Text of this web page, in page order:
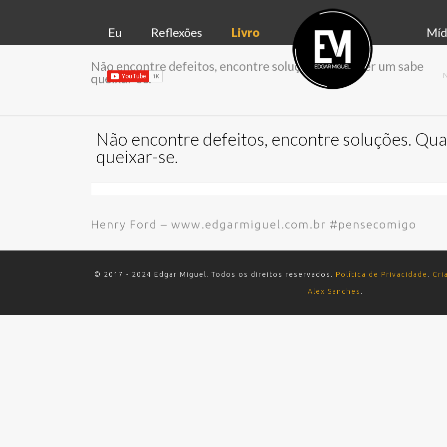
Eu Reflexões Livro
Não encontre defeitos, encontre soluções. Qualquer um sabe
queixar-se.
Não encontre defeitos, encontre soluções.
queixar-se.
Henry Ford – www.edgarmiguel.com.br #pensecomigo
© 2017 - 2024 Edgar Miguel. Todos os direitos reservados. Política de Privacidade .
Alex Sanches .